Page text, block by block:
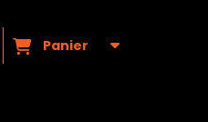
VAGPanier